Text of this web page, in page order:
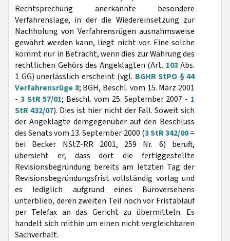
Rechtsprechung anerkannte besondere
Verfahrenslage, in der die Wiedereinsetzung zur
Nachholung von Verfahrensrügen ausnahmsweise
gewährt werden kann, liegt nicht vor. Eine solche
kommt nur in Betracht, wenn dies zur Wahrung des
rechtlichen Gehörs des Angeklagten (Art. 103Abs.
1 GG) unerlässlich erscheint (vgl. BGHR StPO § 44
Verfahrensrüge 8; BGH, Beschl. vom 15. März 2001
- 3 StR 57/01; Beschl. vom 25. September 2007 - 1
StR 432/07). Dies ist hier nicht der Fall. Soweit sich
der Angeklagte demgegenüber auf den Beschluss
des Senats vom 13. September 2000 (3 StR 342/00=
bei Becker NStZ-RR 2001, 259 Nr. 6) beruft,
übersieht er, dass dort die fertiggestellte
Revisionsbegründung bereits am letzten Tag der
Revisionsbegründungsfrist vollständig vorlag und
es lediglich aufgrund eines Büroversehens
unterblieb, deren zweiten Teil noch vor Fristablauf
per Telefax an das Gericht zu übermitteln. Es
handelt sich mithin um einen nicht vergleichbaren
Sachverhalt.